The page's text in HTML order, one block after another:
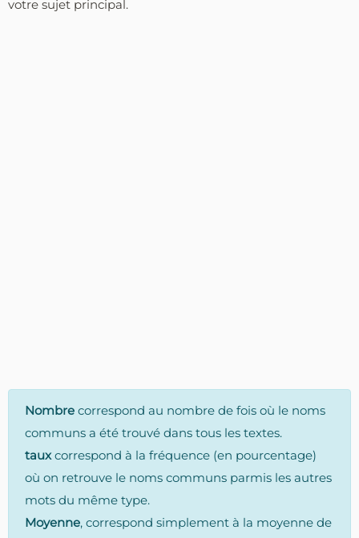
votre sujet principal.
Nombre correspond au nombre de fois où le noms
communs a été trouvé dans tous les textes.
tauxcorrespond à la fréquence (en pourcentage)
où on retrouve le noms communs parmis les autres
mots du même type.
Moyenne, correspond simplement à la moyenne de